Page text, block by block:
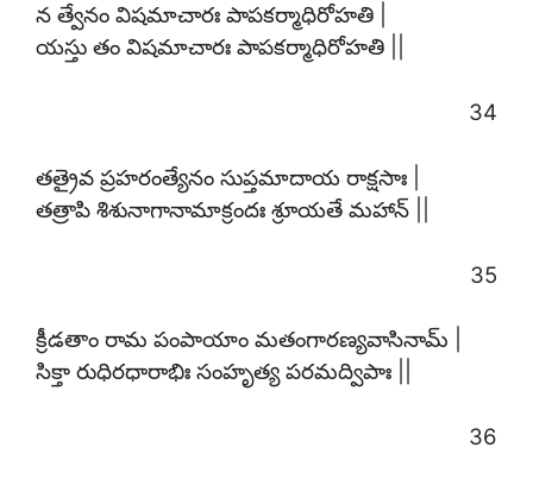
న త్వేనం విషమాచారః పాపకర్మాధిరోహతి |
యస్తు తం విషమాచారః పాపకర్మాధిరోహతి ||
34
తత్రైవ ప్రహరంత్యేనం సుప్తమాదాయ రాక్షసాః |
తత్రాపి శిశునాగానామాక్రందః శ్రూయతే మహాన్ ||
35
క్రీడతాం రామ పంపాయాం మతంగారణ్యవాసినామ్ |
సిక్తా రుధిరధారాభిః సంహృత్య పరమద్విపాః ||
36